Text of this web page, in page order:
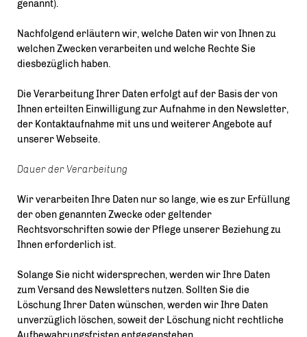
genannt).
Nachfolgend erläutern wir, welche Daten wir von Ihnen zu
welchen Zwecken verarbeiten und welche Rechte Sie
diesbezüglich haben.
Die Verarbeitung Ihrer Daten erfolgt auf der Basis der von
Ihnen erteilten Einwilligung zur Aufnahme in den Newsletter,
der Kontaktaufnahme mit uns und weiterer Angebote auf
unserer Webseite.
Dauer der Verarbeitung
Wir verarbeiten Ihre Daten nur so lange, wie es zur Erfüllung
der oben genannten Zwecke oder geltender
Rechtsvorschriften sowie der Pflege unserer Beziehung zu
Ihnen erforderlich ist.
Solange Sie nicht widersprechen, werden wir Ihre Daten
zum Versand des Newsletters nutzen. Sollten Sie die
Löschung Ihrer Daten wünschen, werden wir Ihre Daten
unverzüglich löschen, soweit der Löschung nicht rechtliche